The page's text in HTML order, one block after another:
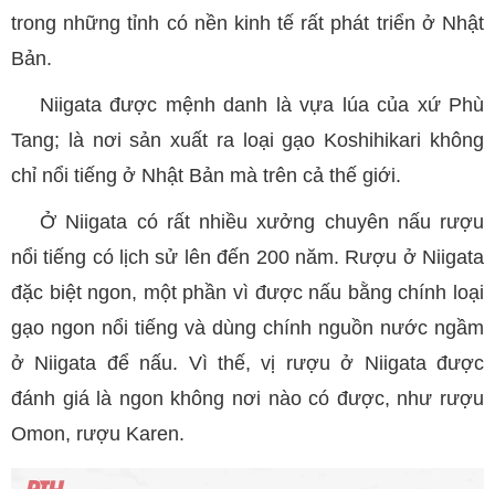
trong những tỉnh có nền kinh tế rất phát triển ở Nhật
Bản.
Niigata được mệnh danh là vựa lúa của xứ Phù
Tang; là nơi sản xuất ra loại gạo Koshihikari không
chỉ nổi tiếng ở Nhật Bản mà trên cả thế giới.
Ở Niigata có rất nhiều xưởng chuyên nấu rượu
nổi tiếng có lịch sử lên đến 200 năm. Rượu ở Niigata
đặc biệt ngon, một phần vì được nấu bằng chính loại
gạo ngon nổi tiếng và dùng chính nguồn nước ngầm
ở Niigata để nấu. Vì thế, vị rượu ở Niigata được
đánh giá là ngon không nơi nào có được, như rượu
Omon, rượu Karen.